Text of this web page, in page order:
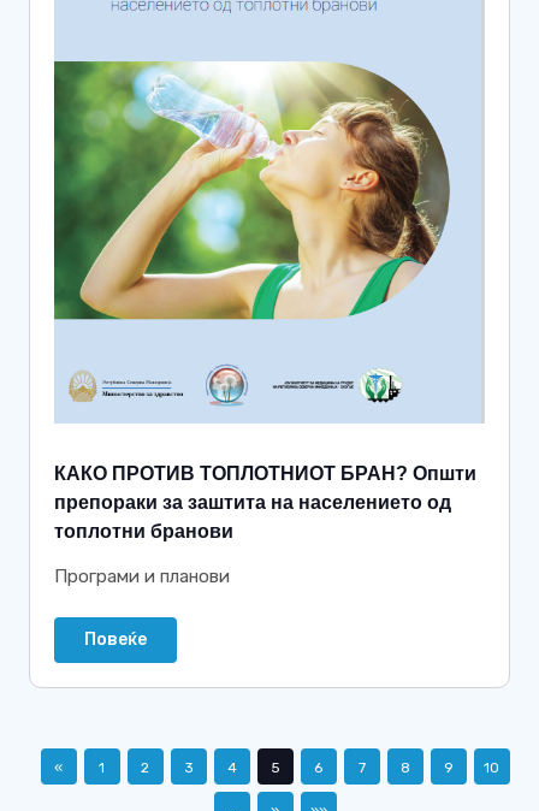
КАКО ПРОТИВ ТОПЛОТНИОТ БРАН? Општи
препораки за заштита на населението од
топлотни бранови
Програми и планови
Повеќе
« 1 2 3 4 5 6 7 8 9 10